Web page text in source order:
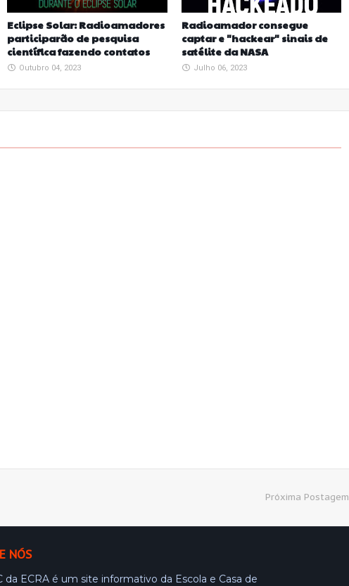
Eclipse Solar: Radioamadores
participarão de pesquisa
científica fazendo contatos
Outubro 04, 2023
Radioamador consegue
captar e "hackear" sinais de
satélite da NASA
Julho 06, 2023
Próxima Postagem
NÓS
da ECRA é um site informativo da Escola e Casa de